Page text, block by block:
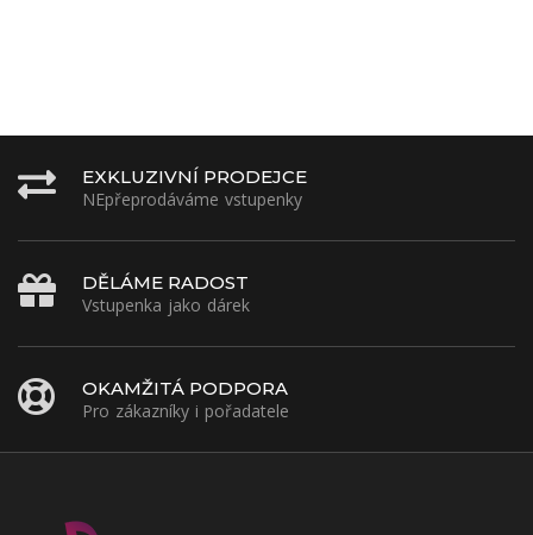
EXKLUZIVNÍ PRODEJCE
NEpřeprodáváme vstupenky
DĚLÁME RADOST
Vstupenka jako dárek
OKAMŽITÁ PODPORA
Pro zákazníky i pořadatele